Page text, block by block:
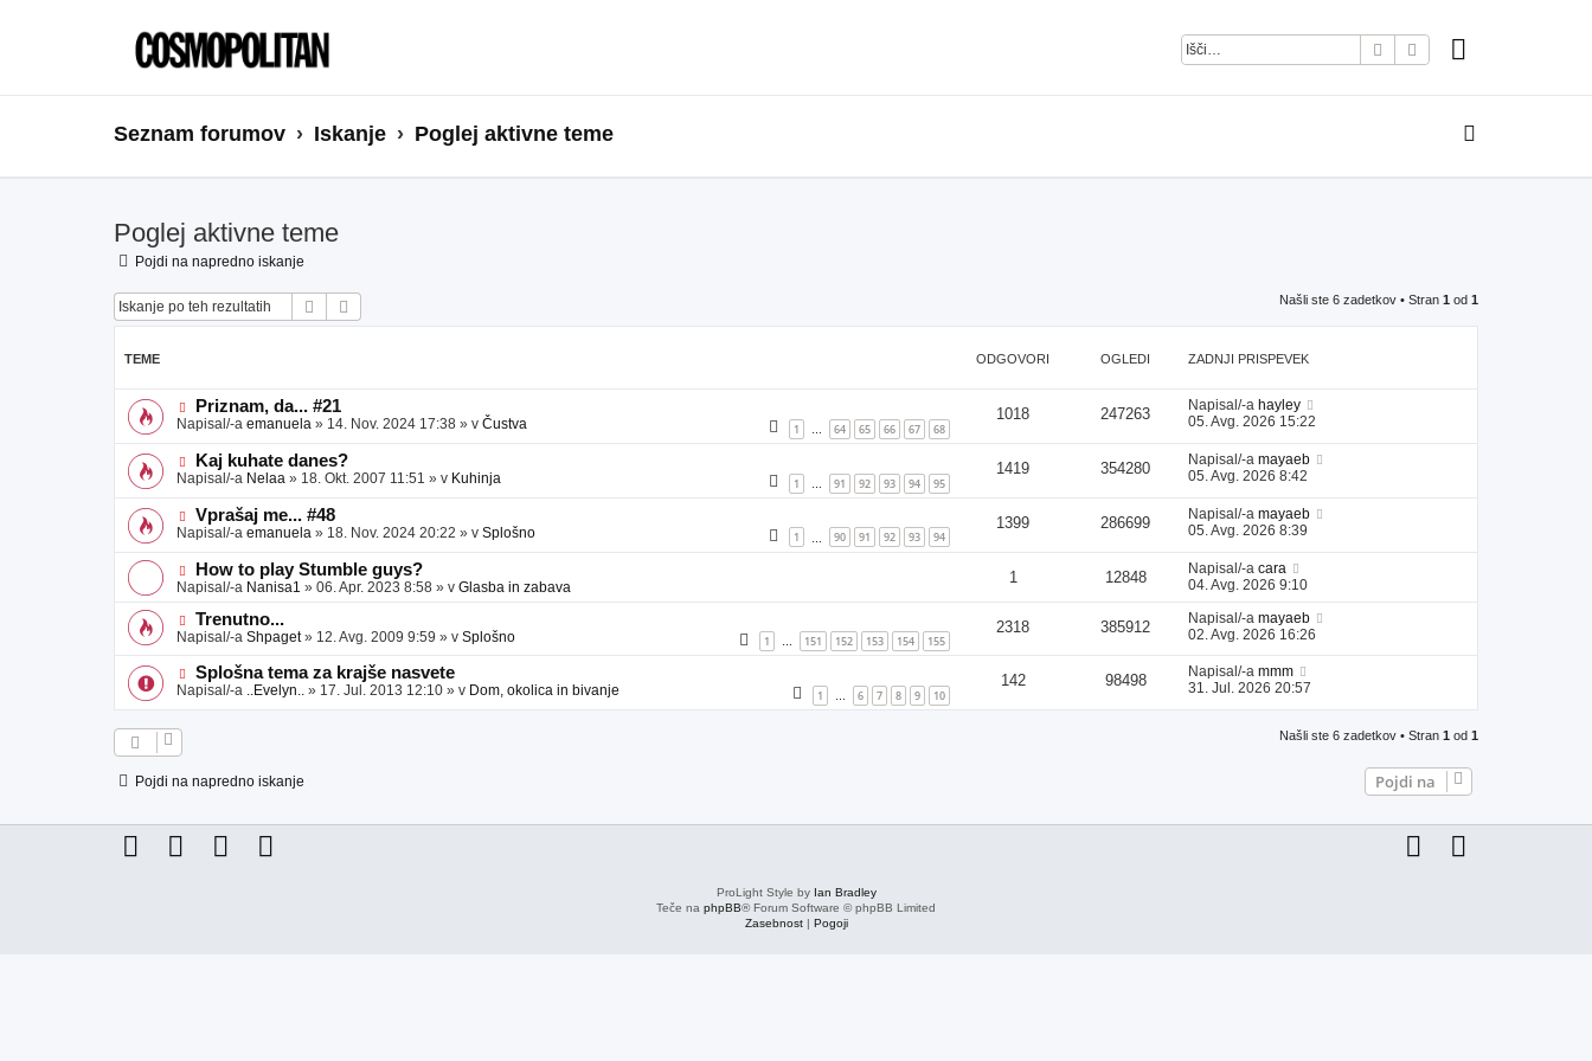
IskanjeNapredno iskanje
Seznam forumov Iskanje Poglej aktivne teme
Poglej aktivne teme
Pojdi na napredno iskanje
Iskanje Našli ste 6 zadetkov • Stran 1 od 1
TEME ODGOVORI OGLEDI ZADNJI PRISPEVEK
N
o
e
o
b
j
a
v
e
Priznam, da... #21
Napisal/-a emanuela » 14. Nov. 2024 17:38 » v Čustva 1 64 65 66 67 68
1018 247263 Napisal/-a hayley
05. Avg. 2026 15:22
N
o
e
b
j
a
v
e
Kaj kuhate danes?
Napisal/-a Nelaa » 18. Okt. 2007 11:51 » v Kuhinja 1 91 92 93 94 95
1419 354280 Napisal/-a mayaeb
05. Avg. 2026 8:42
N
o
v
e
o
b
v
e
Vprašaj me... #48
Napisal/-a emanuela » 18. Nov. 2024 20:22 » v Splošno 1 90 91 92 93 94
1399 286699 Napisal/-a mayaeb
05. Avg. 2026 8:39
N
o
v
e
o
b
a
v
How to play Stumble guys?
Napisal/-a Nanisa1 » 06. Apr. 2023 8:58 » v Glasba in zabava
1 12848 Napisal/-a cara
04. Avg. 2026 9:10
N
o
v
e
o
b
Trenutno...
Napisal/-a Shpaget» 12. Avg. 2009 9:59 » v Splošno 1 … 151 152 153 154 155
2318 385912 Napisal/-a mayaeb
02. Avg. 2026 16:26
N
o
a
Splošna tema za krajše nasvete
Napisal/-a ..Evelyn.. » 17. Jul. 2013 12:10 » v Dom, okolica in bivanje 1 … 6 7 8 9 10
142 98498 Napisal/-a mmm
31. Jul. 2026 20:57
Našli ste 6 zadetkov • Stran 1 od 1
Pojdi na napredno iskanje Pojdi na
ProLight Style by Ian Bradley
Teče na phpBB® Forum Software © phpBB Limited
Zasebnost| Pogoji